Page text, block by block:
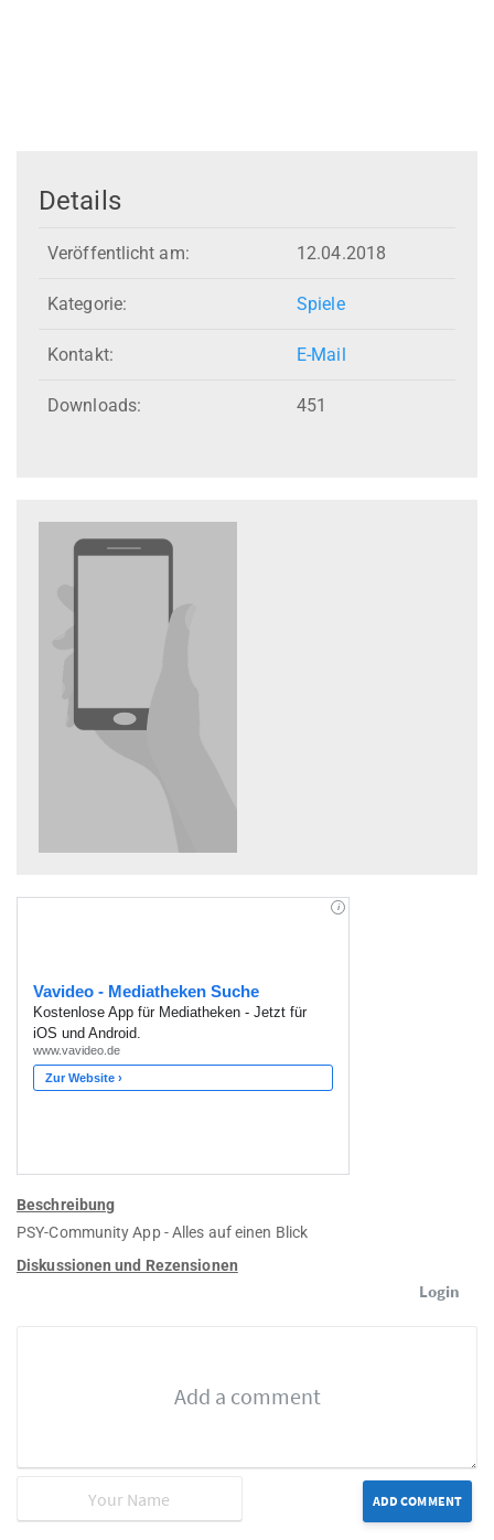
Details
Veröffentlicht am: 12.04.2018
Kategorie: Spiele
Kontakt: E-Mail
Downloads: 451
Beschreibung
PSY-Community App - Alles auf einen Blick
Diskussionen und Rezensionen
Login
ADD COMMENT